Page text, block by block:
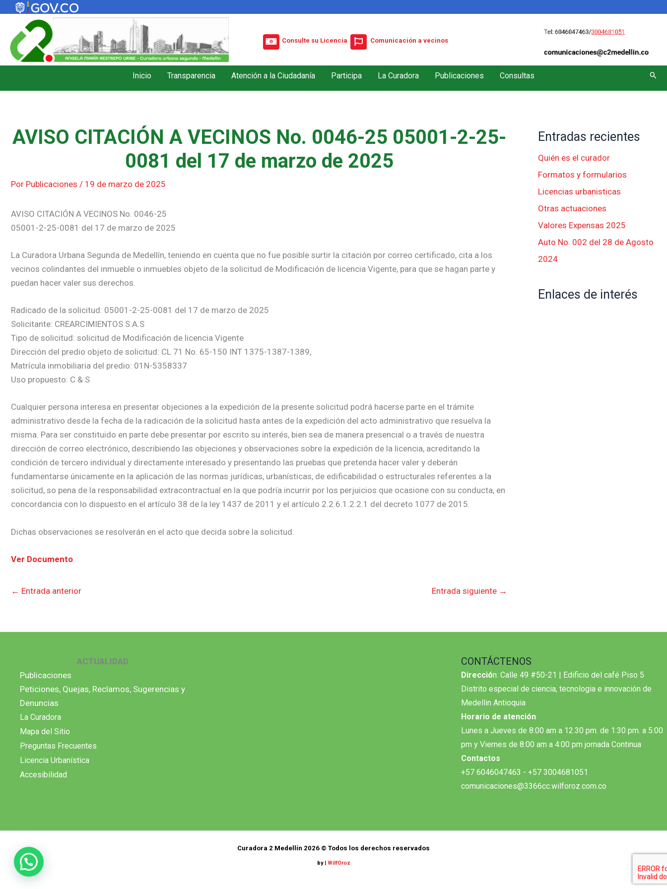
contenido
Consulte su Licencia Comunicación a vecinos
Inicio Transparencia Atención a la Ciudadanía Participa La Curadora Publicaciones Consultas
AVISO CITACIÓN A VECINOS No. 0046-25 05001-2-25-
0081 del 17 de marzo de 2025
Por Publicaciones / 19 de marzo de 2025
AVISO CITACIÓN A VECINOS No. 0046-25
05001-2-25-0081 del 17 de marzo de 2025
La Curadora Urbana Segunda de Medellín, teniendo en cuenta que no fue posible surtir la citación por correo certificado, cita a los
vecinos colindantes del inmueble o inmuebles objeto de la solicitud de Modificación de licencia Vigente, para que se hagan parte y
puedan hacer valer sus derechos.
Radicado de la solicitud: 05001-2-25-0081 del 17 de marzo de 2025
Solicitante: CREARCIMIENTOS S.A.S
Tipo de solicitud: solicitud de Modificación de licencia Vigente
Dirección del predio objeto de solicitud: CL 71 No. 65-150 INT 1375-1387-1389,
Matrícula inmobiliaria del predio: 01N-5358337
Uso propuesto: C & S
Cualquier persona interesa en presentar objeciones a la expedición de la presente solicitud podrá hacerse parte en el trámite
administrativo desde la fecha de la radicación de la solicitud hasta antes de la expedición del acto administrativo que resuelva la
misma. Para ser constituido en parte debe presentar por escrito su interés, bien sea de manera presencial o a través de nuestra
dirección de correo electrónico, describiendo las objeciones y observaciones sobre la expedición de la licencia, acreditando la
condición de tercero individual y directamente interesado y presentando las pruebas que pretenda hacer valer y deberán
fundamentarse únicamente en la aplicación de las normas jurídicas, urbanísticas, de edificabilidad o estructurales referentes a la
solicitud, so pena de la responsabilidad extracontractual en la que podría incurrir por los perjuicios que ocasione con su conducta, en
concordancia con lo dispuesto en el artículo 38 de la ley 1437 de 2011 y el artículo 2.2.6.1.2.2.1 del decreto 1077 de 2015.
Dichas observaciones se resolverán en el acto que decida sobre la solicitud.
Ver Documento
← Entrada anterior Entrada siguiente →
Entradas recientes
Quién es el curador
Formatos y formularios
Licencias urbanisticas
Otras actuaciones
Valores Expensas 2025
Auto No. 002 del 28 de Agosto
2024
Enlaces de interés
ACTUALIDAD
Publicaciones
Peticiones, Quejas, Reclamos, Sugerencias y
Denuncias
La Curadora
Mapa del Sitio
Preguntas Frecuentes
Licencia Urbanística
Accesibilidad
CONTÁCTENOS
Dirección: Calle 49 #50-21 | Edificio del café Piso 5
Distrito especial de ciencia, tecnologia e innovación de
Medellin Antioquia
Horario de atención
Lunes a Jueves de 8:00 am a 12.30 pm. de 1:30 pm. a 5:00
pm y Viernes de 8:00 am a 4:00 pm jornada Continua
Contactos
+57 6046047463 - +57 3004681051
comunicaciones@3366cc.wilforoz.com.co
Curadora 2 Medellín 2026 © Todos los derechos reservados
by| WilfOroz